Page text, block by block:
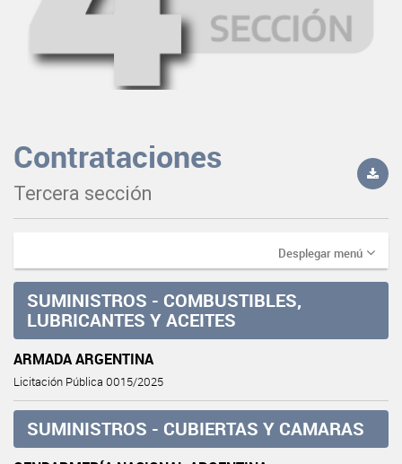
Contrataciones
Tercera sección
Desplegar menú
SUMINISTROS - COMBUSTIBLES,
LUBRICANTES Y ACEITES
ARMADA ARGENTINA
Licitación Pública 0015/2025
SUMINISTROS - CUBIERTAS Y CAMARAS